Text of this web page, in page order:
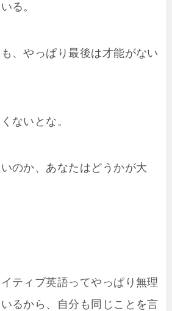
る。
、やっぱり最後は才能がない
ないとな。
のか、あなたはどうかが大
ティブ英語ってやっぱり無理
るから、自分も同じことを言